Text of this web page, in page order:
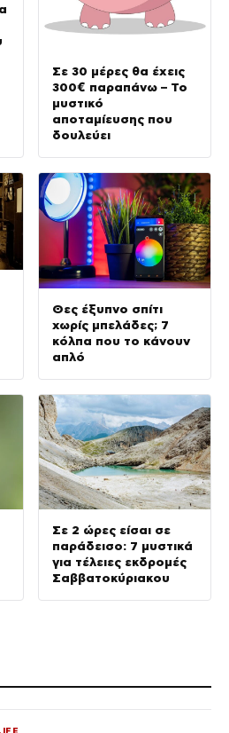
Σε 30 μέρες θα έχεις
300€ παραπάνω – Το
μυστικό
αποταμίευσης που
δουλεύει
Θες έξυπνο σπίτι
χωρίς μπελάδες; 7
κόλπα που το κάνουν
απλό
Σε 2 ώρες είσαι σε
παράδεισο: 7 μυστικά
για τέλειες εκδρομές
Σαββατοκύριακου